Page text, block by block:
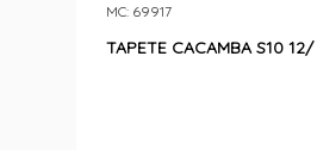
TAPETE CACAMBA S10
MC: 69917